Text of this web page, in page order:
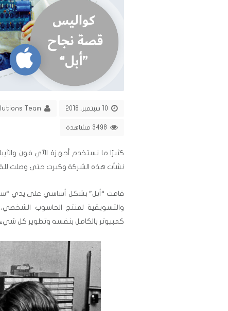
Team
كثيرًا ما نستخدم أجهزة الآي فون
نشأت هذه الشركة وكبرت حتى وصلت
قامت “أبل” بشكل أساسي على يدي
والتسويقية لمنتج الحاسوب
كمبيوتر بالكامل بنفسه وتطوير كل